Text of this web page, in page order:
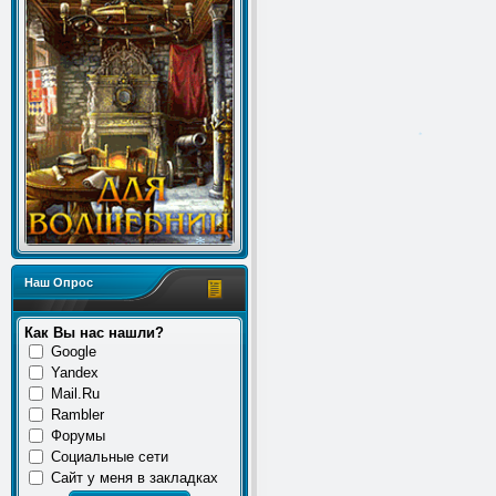
Наш Опрос
Как Вы нас нашли?
Google
Yandex
Mail.Ru
Rambler
Форумы
Социальные сети
Сайт у меня в закладках